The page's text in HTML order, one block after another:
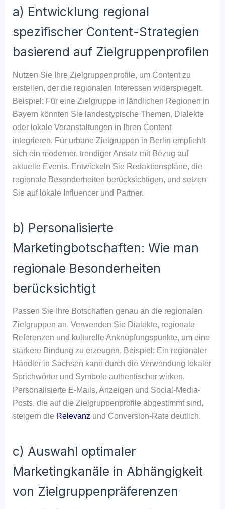
a) Entwicklung regional
spezifischer Content-Strategien
basierend auf Zielgruppenprofilen
Nutzen Sie Ihre Zielgruppenprofile, um Content zu
erstellen, der die regionalen Interessen widerspiegelt.
Beispiel: Für eine Zielgruppe in ländlichen Regionen in
Bayern könnten Sie landestypische Themen, Dialekte
oder lokale Veranstaltungen in Ihren Content
integrieren. Für urbane Zielgruppen in Berlin empfiehlt
sich ein moderner, trendiger Ansatz mit Bezug auf
aktuelle Events. Entwickeln Sie Redaktionspläne, die
regionale Besonderheiten berücksichtigen, und setzen
Sie auf lokale Influencer und Partner.
b) Personalisierte
Marketingbotschaften: Wie man
regionale Besonderheiten
berücksichtigt
Passen Sie Ihre Botschaften genau an die regionalen
Zielgruppen an. Verwenden Sie Dialekte, regionale
Referenzen und kulturelle Anknüpfungspunkte, um eine
stärkere Bindung zu erzeugen. Beispiel: Ein regionaler
Händler in Sachsen kann durch die Verwendung lokaler
Sprichwörter und Symbole authentischer wirken.
Personalisierte E-Mails, Anzeigen und Social-Media-
Posts, die auf die Zielgruppenprofile abgestimmt sind,
steigern die Relevanz und Conversion-Rate deutlich.
c) Auswahl optimaler
Marketingkanäle in Abhängigkeit
von Zielgruppenpräferenzen